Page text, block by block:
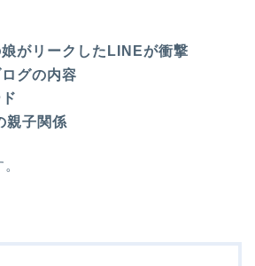
がリークしたLINEが衝撃
グの内容
親子関係